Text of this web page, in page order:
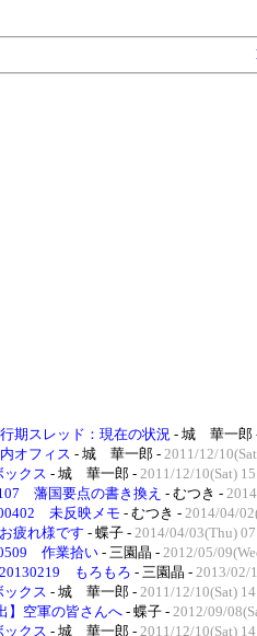
期スレッド：現在の状況 - 城 華一郎
オフィス - 城 華一郎 - 2011/12/
クス - 城 華一郎 - 2011/12/10(Sat)
藩国要点の書き換え - むつき -
未反映メモ - むつき - 2014/04/
お疲れ様です - 蝶子 - 2014/04/03(Thu)
作業拾い - 三園晶 - 2012/05/
20130219 もろもろ - 三園晶 - 2013/02/
ックス - 城 華一郎 - 2011/12/10(Sat)
】空軍の皆さんへ - 蝶子 - 2012/09/
ックス - 城 華一郎 - 2011/12/10(Sat)